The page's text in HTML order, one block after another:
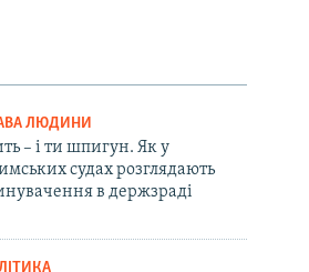
ЛЮДИНИ
– і ти шпигун. Як у
судах розглядають
в держзраді